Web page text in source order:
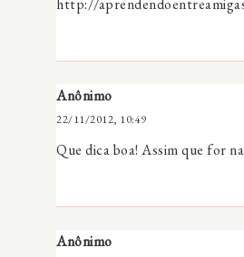
http://
Anônimo
22/11/2012, 10:49
Que dica boa! Assim que for
Anônimo